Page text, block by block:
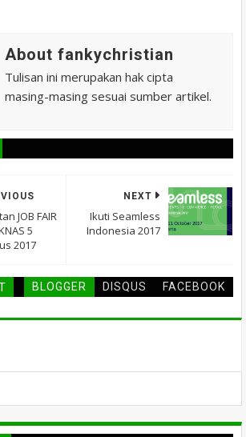
About fankychristian
Tulisan ini merupakan hak cipta
masing-masing sesuai sumber artikel.
NEXT
Ikuti Seamless
Indonesia 2017
JOB FAIR
5
2017
BLOGGER DISQUS FACEBOOK